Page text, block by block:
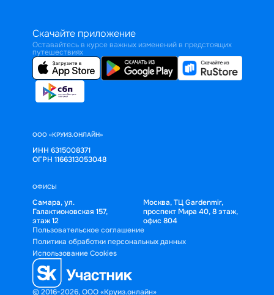
Скачайте приложение
Оставайтесь в курсе важных изменений в предстоящих
путешествиях
ООО «КРУИЗ.ОНЛАЙН»
ИНН 6315008371
ОГРН 1166313053048
ОФИСЫ
Самара, ул.
Галактионовская 157,
этаж 12
Москва, ТЦ Gardenmir,
проспект Мира 40, 8 этаж,
офис 804
© 2016-2026, ООО «Круиз.онлайн»
Пользовательское соглашение
Политика обработки персональных данных
Использование Cookies